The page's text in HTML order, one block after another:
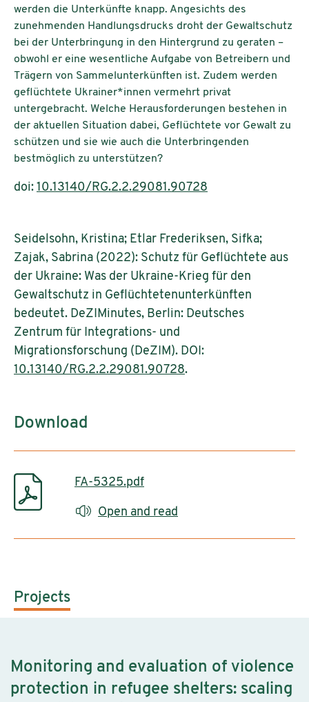
werden die Unterkünfte knapp. Angesichts des
zunehmenden Handlungsdrucks droht der Gewaltschutz
bei der Unterbringung in den Hintergrund zu geraten –
obwohl er eine wesentliche Aufgabe von Betreibern und
Trägern von Sammelunterkünften ist. Zudem werden
geflüchtete Ukrainer*innen vermehrt privat
untergebracht. Welche Herausforderungen bestehen in
der aktuellen Situation dabei, Geflüchtete vor Gewalt zu
schützen und sie wie auch die Unterbringenden
bestmöglich zu unterstützen?
doi: 10.13140/RG.2.2.29081.90728
Seidelsohn, Kristina; Etlar Frederiksen, Sifka;
Zajak, Sabrina (2022): Schutz für Geflüchtete aus
der Ukraine: Was der Ukraine-Krieg für den
Gewaltschutz in Geflüchtetenunterkünften
bedeutet. DeZIMinutes, Berlin: Deutsches
Zentrum für Integrations- und
Migrationsforschung (DeZIM). DOI:
10.13140/RG.2.2.29081.90728.
Download
FA-5325.pdf
Open and read
Projects
Monitoring and evaluation of violence
protection in refugee shelters: scaling